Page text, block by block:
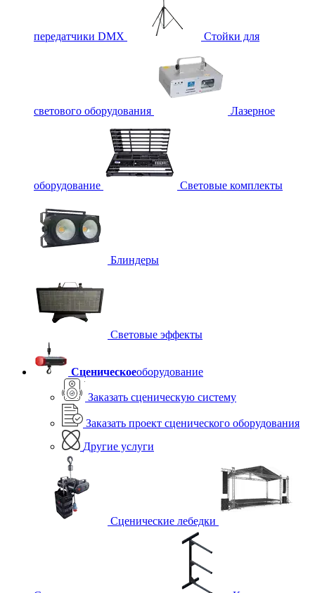
передатчики DMX Стойки для
светового оборудования Лазерное
оборудование Световые комплекты
Блиндеры
Световые эффекты
Сценическоеоборудование
Заказать сценическую систему
Заказать проект сценического оборудования
Другие услуги
Сценические лебедки